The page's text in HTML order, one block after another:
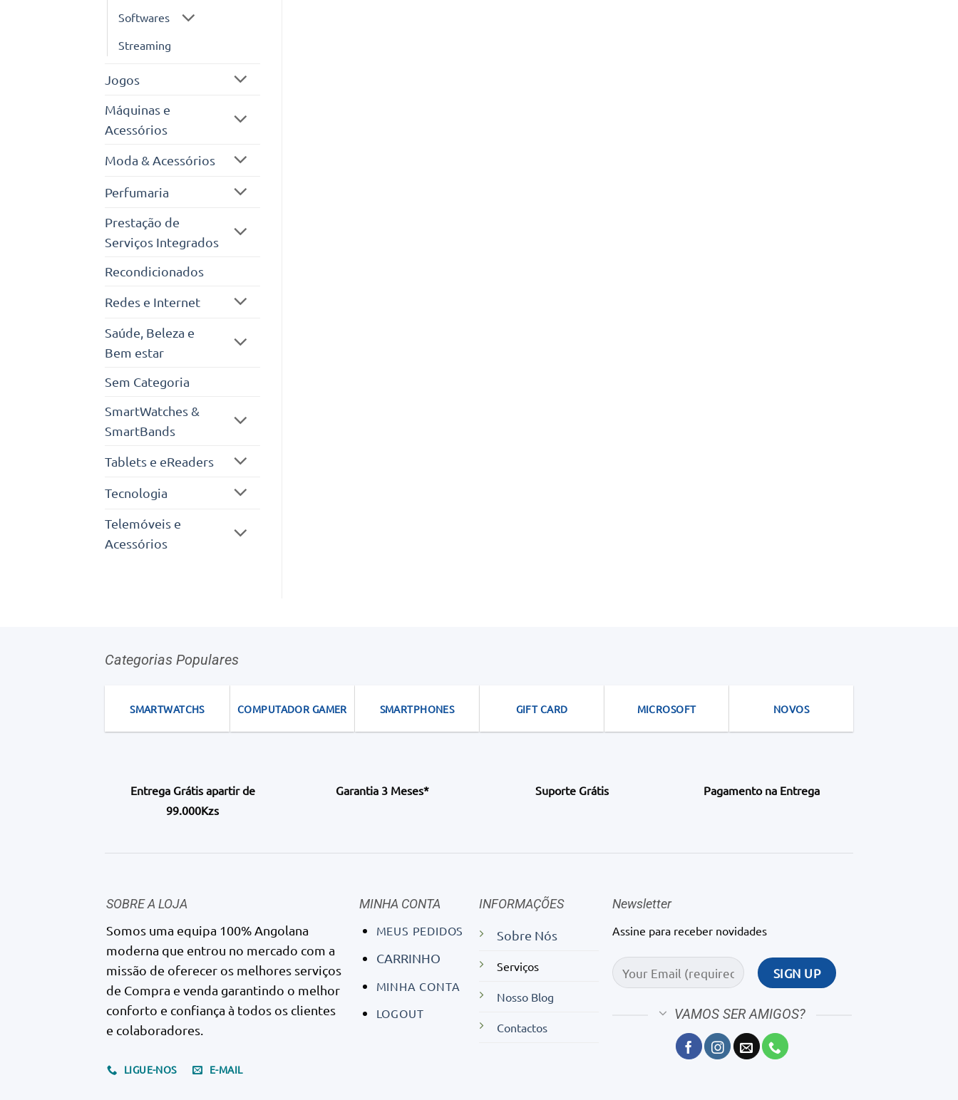
Softwares
Streaming
Jogos
Máquinas e
Acessórios
Moda & Acessórios
Perfumaria
Prestação de
Serviços Integrados
Recondicionados
Redes e Internet
Saúde, Beleza e
Bem estar
Sem Categoria
SmartWatches &
SmartBands
Tablets e eReaders
Tecnologia
Telemóveis e
Acessórios
Categorias Populares
SMARTWATCHS COMPUTADOR GAMER SMARTPHONES GIFT CARD MICROSOFT NOVOS
Entrega Grátis apartir de
99.000Kzs
Garantia 3 Meses* Suporte Grátis Pagamento na Entrega
SOBRE A LOJA
Somos uma equipa 100% Angolana
moderna que entrou no mercado com a
missão de oferecer os melhores serviços
de Compra e venda garantindo o melhor
conforto e confiança à todos os clientes
e colaboradores.
LIGUE-NOS E-MAIL
MINHA CONTA
MEUS PEDIDOS
CARRINHO
MINHA CONTA
LOGOUT
INFORMAÇÕES
Sobre Nós
Serviços
Nosso Blog
Contactos
Newsletter
Assine para receber novidades
VAMOS SER AMIGOS?